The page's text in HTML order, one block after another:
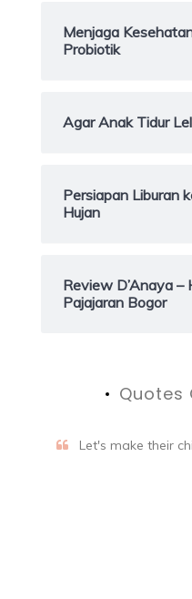
Menjaga
Probiotik
Agar Anak Tidur
Persiapan Liburan
Hujan
Review D’Anaya –
Pajajaran Bogor
Quotes
Let's make their